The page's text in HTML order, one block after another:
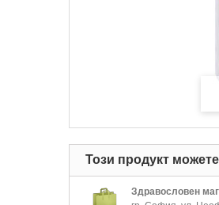
Този продукт
Здравословен